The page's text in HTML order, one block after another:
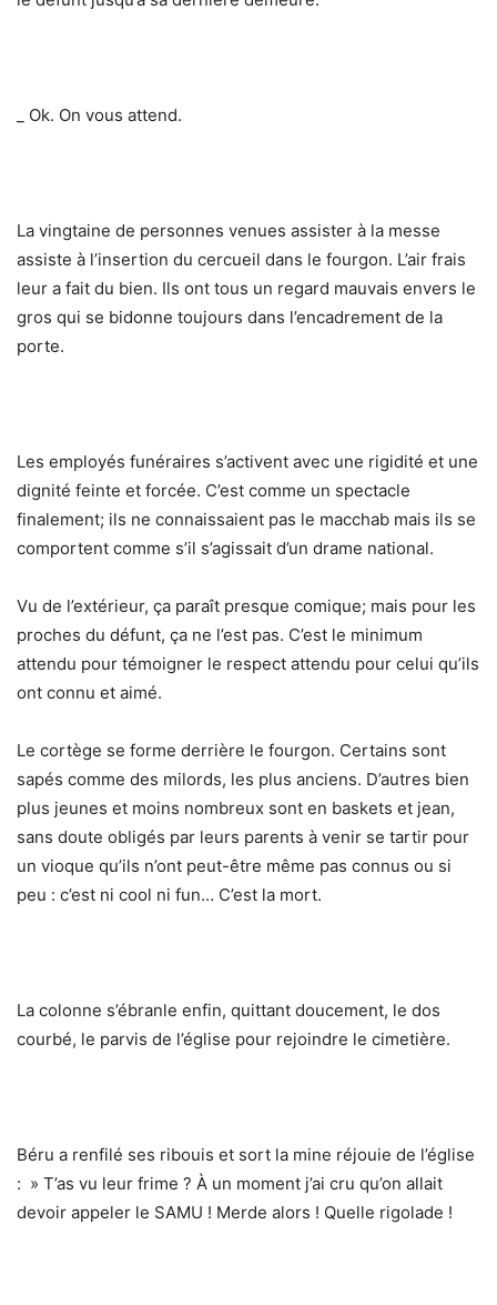
_ Ok. On vous attend.
La vingtaine de personnes venues assister à la messe
assiste à l’insertion du cercueil dans le fourgon. L’air frais
leur a fait du bien. Ils ont tous un regard mauvais envers le
gros qui se bidonne toujours dans l’encadrement de la
porte.
Les employés funéraires s’activent avec une rigidité et une
dignité feinte et forcée. C’est comme un spectacle
finalement; ils ne connaissaient pas le macchab mais ils se
comportent comme s’il s’agissait d’un drame national.
Vu de l’extérieur, ça paraît presque comique; mais pour les
proches du défunt, ça ne l’est pas. C’est le minimum
attendu pour témoigner le respect attendu pour celui qu’ils
ont connu et aimé.
Le cortège se forme derrière le fourgon. Certains sont
sapés comme des milords, les plus anciens. D’autres bien
plus jeunes et moins nombreux sont en baskets et jean,
sans doute obligés par leurs parents à venir se tartir pour
un vioque qu’ils n’ont peut-être même pas connus ou si
peu : c’est ni cool ni fun… C’est la mort.
La colonne s’ébranle enfin, quittant doucement, le dos
courbé, le parvis de l’église pour rejoindre le cimetière.
Béru a renfilé ses ribouis et sort la mine réjouie de l’église
: » T’as vu leur frime ? À un moment j’ai cru qu’on allait
devoir appeler le SAMU ! Merde alors ! Quelle rigolade !